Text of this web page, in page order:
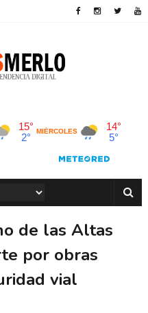
de las Altas
por obras
vial